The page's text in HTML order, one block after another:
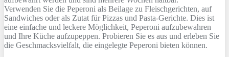
Verwenden Sie die Peperoni als Beilage zu Fleischgerichten, auf
Sandwiches oder als Zutat für Pizzas und Pasta-Gerichte. Dies ist
eine einfache und leckere Möglichkeit, Peperoni aufzubewahren
und Ihre Küche aufzupeppen. Probieren Sie es aus und erleben Sie
die Geschmacksvielfalt, die eingelegte Peperoni bieten können.